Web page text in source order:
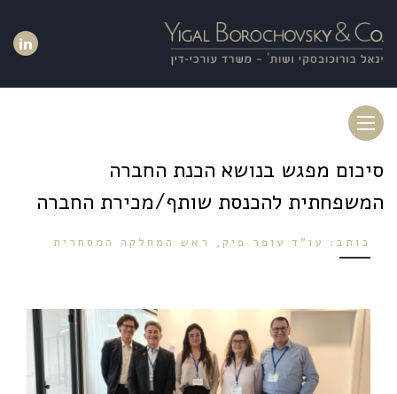
Toggle
navigation
סיכום מפגש בנושא הכנת החברה
המשפחתית להכנסת שותף/מכירת החברה
כותב: עו"ד עופר פיק, ראש המחלקה המסחרית